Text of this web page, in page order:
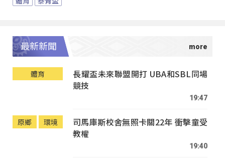
最新新聞
體育
長耀盃未來聯盟開打 UBA和SBL同場
競技
19:47
原鄉 環境
司馬庫斯校舍無照卡關22年 衝擊童受
教權
19:40